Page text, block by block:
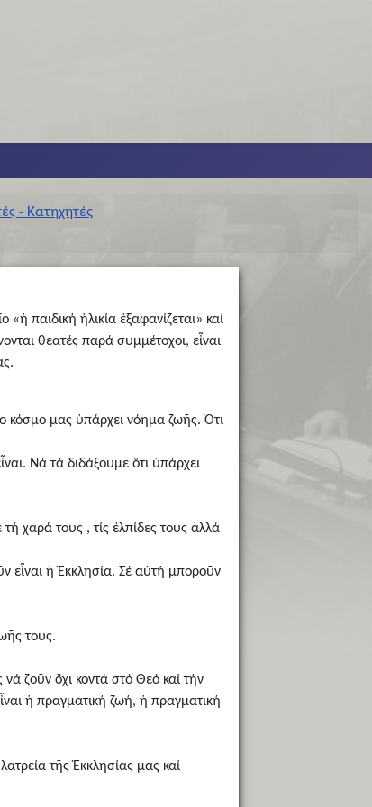
- Κατηχητές
παιδική ἡλικία ἐξαφανίζεται» καί
θεατές παρά συμμέτοχοι, εἶναι
κόσμο μας ὑπάρχει νόημα ζωῆς. Ὁτι
Νά τά διδάξουμε ὅτι ὑπάρχει
χαρά τους , τίς ἐλπίδες τους ἀλλά
εἶναι ἡ Ἐκκλησία. Σέ αὐτή μποροῦν
τους.
ζοῦν ὄχι κοντά στό Θεό καί τήν
ἡ πραγματική ζωή, ἡ πραγματική
τῆς Ἐκκλησίας μας καί